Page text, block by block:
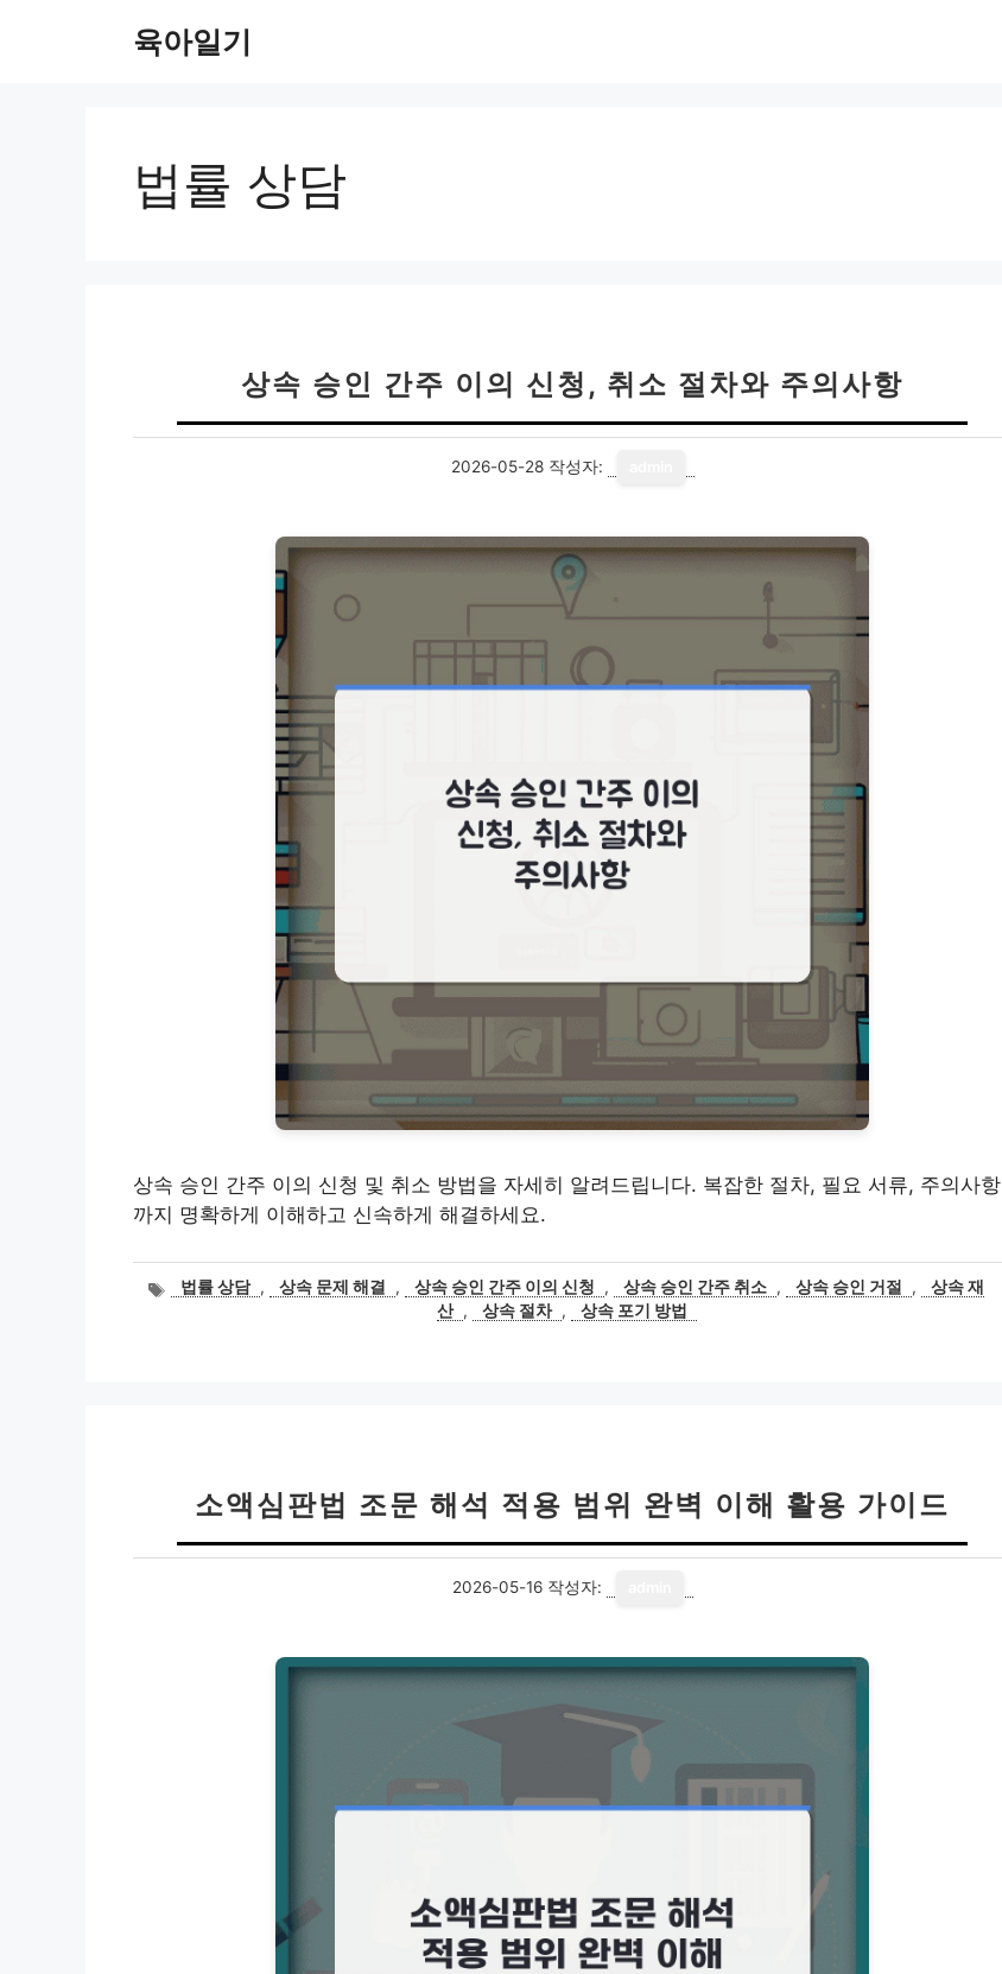
육아일기
법률 상담
상속 승인 간주 이의 신청, 취소 절차와 주의사항
2026-05-28 작성자:
상속 승인 간주 이의 신청 및 취소 방법을 자세히 알려드립니다. 복잡한 절차, 필요 서류, 주의사항
까지 명확하게 이해하고 신속하게 해결하세요.
태법률 상담 , 상속 문제 해결 , 상속 승인 간주 이의 신청 , 상속 승인 간주 취소 , 상속 승인 거절 ,
상속 재
산 , 상속 절차 , 상속 포기 방법
소액심판법 조문 해석 적용 범위 완벽 이해 활용 가이드
2026-05-16 작성자: